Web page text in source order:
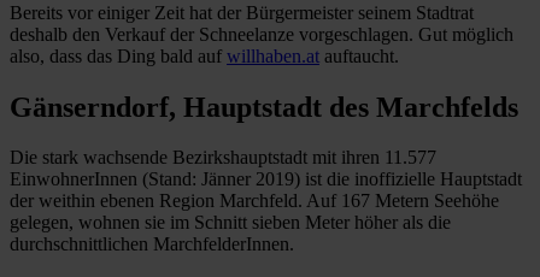
Bereits vor einiger Zeit hat der Bürgermeister seinem Stadtrat
deshalb den Verkauf der Schneelanze vorgeschlagen. Gut möglich
also, dass das Ding bald auf willhaben.at auftaucht.
Gänserndorf, Hauptstadt des Marchfelds
Die stark wachsende Bezirkshauptstadt mit ihren 11.577
EinwohnerInnen (Stand: Jänner 2019) ist die inoffizielle Hauptstadt
der weithin ebenen Region Marchfeld. Auf 167 Metern Seehöhe
gelegen, wohnen sie im Schnitt sieben Meter höher als die
durchschnittlichen MarchfelderInnen.